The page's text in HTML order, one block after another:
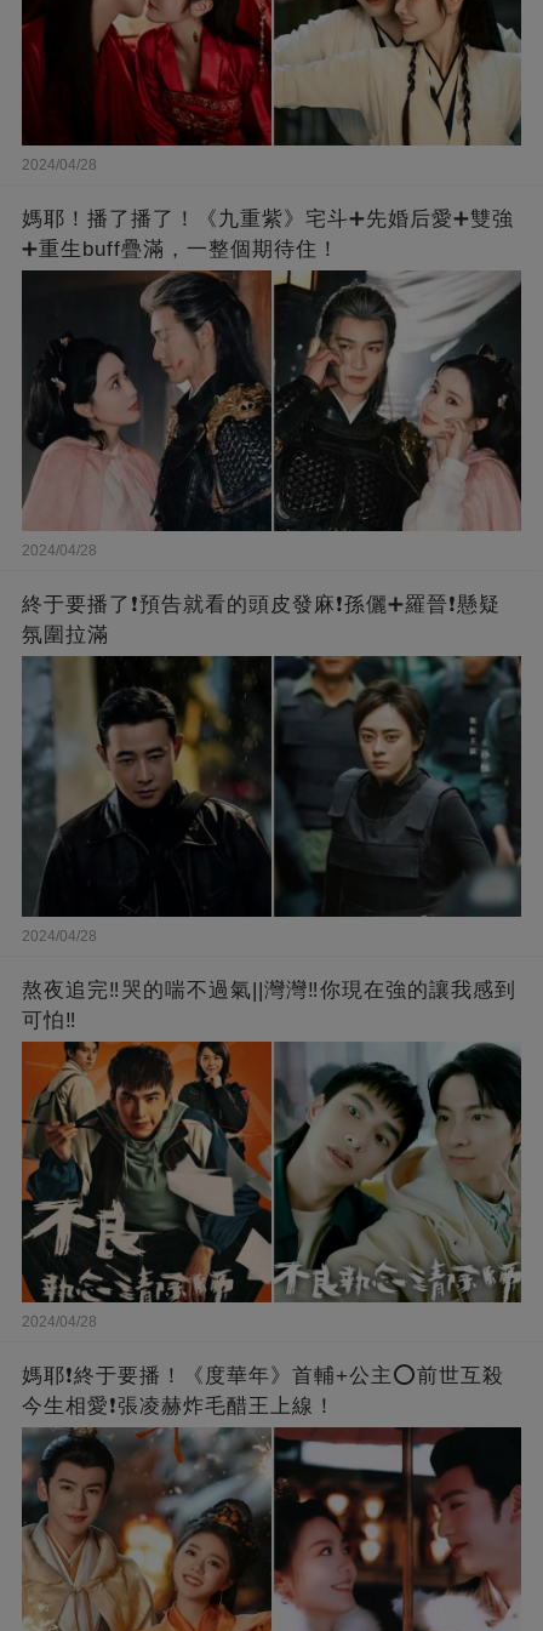
2024/04/28
媽耶！播了播了！《九重紫》宅斗➕先婚后愛➕雙強
➕重生buff疊滿，一整個期待住！
2024/04/28
終于要播了❗️預告就看的頭皮發麻❗️孫儷➕羅晉❗懸疑
氛圍拉滿
2024/04/28
熬夜追完‼️哭的喘不過氣||灣灣‼️你現在強的讓我感到
可怕‼️
2024/04/28
媽耶❗️終于要播！《度華年》首輔+公主⭕前世互殺
今生相愛❗張凌赫炸毛醋王上線！